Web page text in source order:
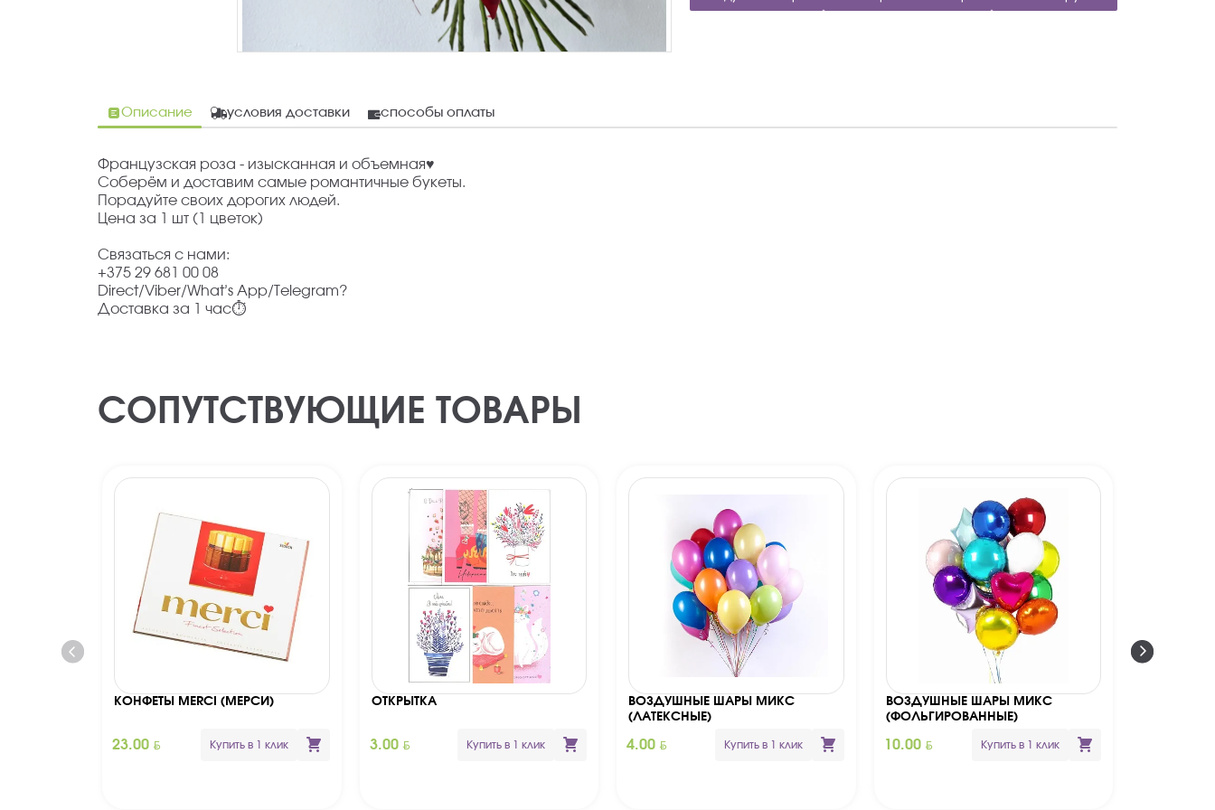
Описание условия доставки способы оплаты
Французская роза - изысканная и объемная♥️
Соберём и доставим самые романтичные букеты.
Порадуйте своих дорогих людей.
Цена за 1 шт (1 цветок)
Связаться с нами:
+375 29 681 00 08
Direct/Viber/What’s App/Telegram?
Доставка за 1 час⏱
СОПУТСТВУЮЩИЕ ТОВАРЫ
КОНФЕТЫ MERCI (МЕРСИ)
23.00 BYN Купить в 1 клик
ОТКРЫТКА
3.00 BYN Купить в 1 клик
ВОЗДУШНЫЕ ШАРЫ МИКС
(ЛАТЕКСНЫЕ)
4.00 BYN Купить в 1 клик
ВОЗДУШНЫЕ ШАРЫ МИКС
(ФОЛЬГИРОВАННЫЕ)
10.00 BYN Купить в 1 клик